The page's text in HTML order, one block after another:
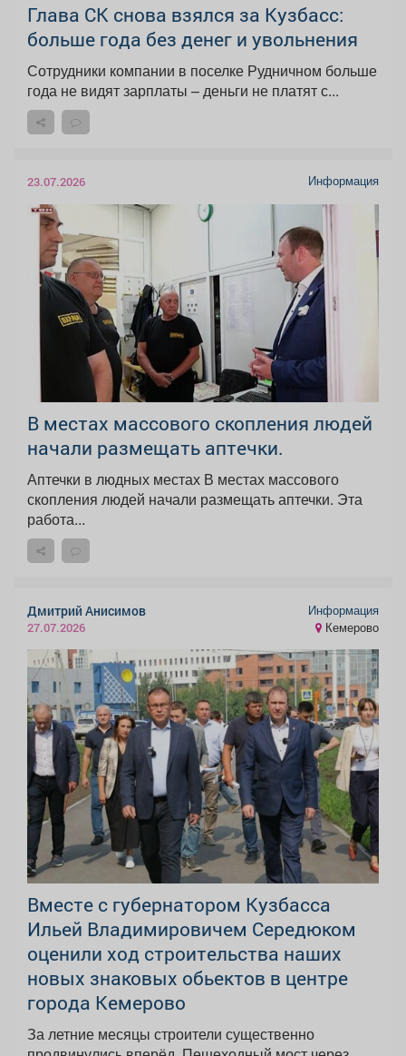
Глава СК снова взялся за Кузбасс:
больше года без денег и увольнения
Сотрудники компании в поселке Рудничном больше
года не видят зарплаты – деньги не платят с...
23.07.2026 Информация
В местах массового скопления людей
начали размещать аптечки.
Аптечки в людных местах В местах массового
скопления людей начали размещать аптечки. Эта
работа...
Дмитрий Анисимов
27.07.2026
Информация
Кемерово
Вместе с губернатором Кузбасса
Ильей Владимировичем Середюком
оценили ход строительства наших
новых знаковых обьектов в центре
города Кемерово
За летние месяцы строители существенно